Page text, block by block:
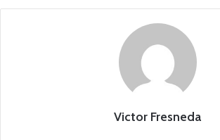
Victor Fresneda